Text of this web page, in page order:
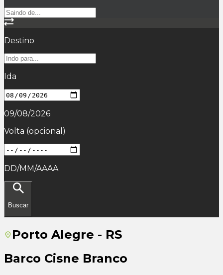
Destino
Ida
09/08/2026
Volta (opcional)
DD/MM/AAAA
Buscar
Porto Alegre - RS
Barco Cisne Branco